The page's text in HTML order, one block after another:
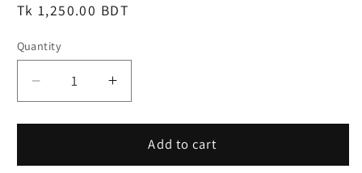
Regular
Tk 1,250.00 BDT
Quantity
Decrease
quantity
for
Quality
Increase
quantity
for
Premium
Quality
Add to cart